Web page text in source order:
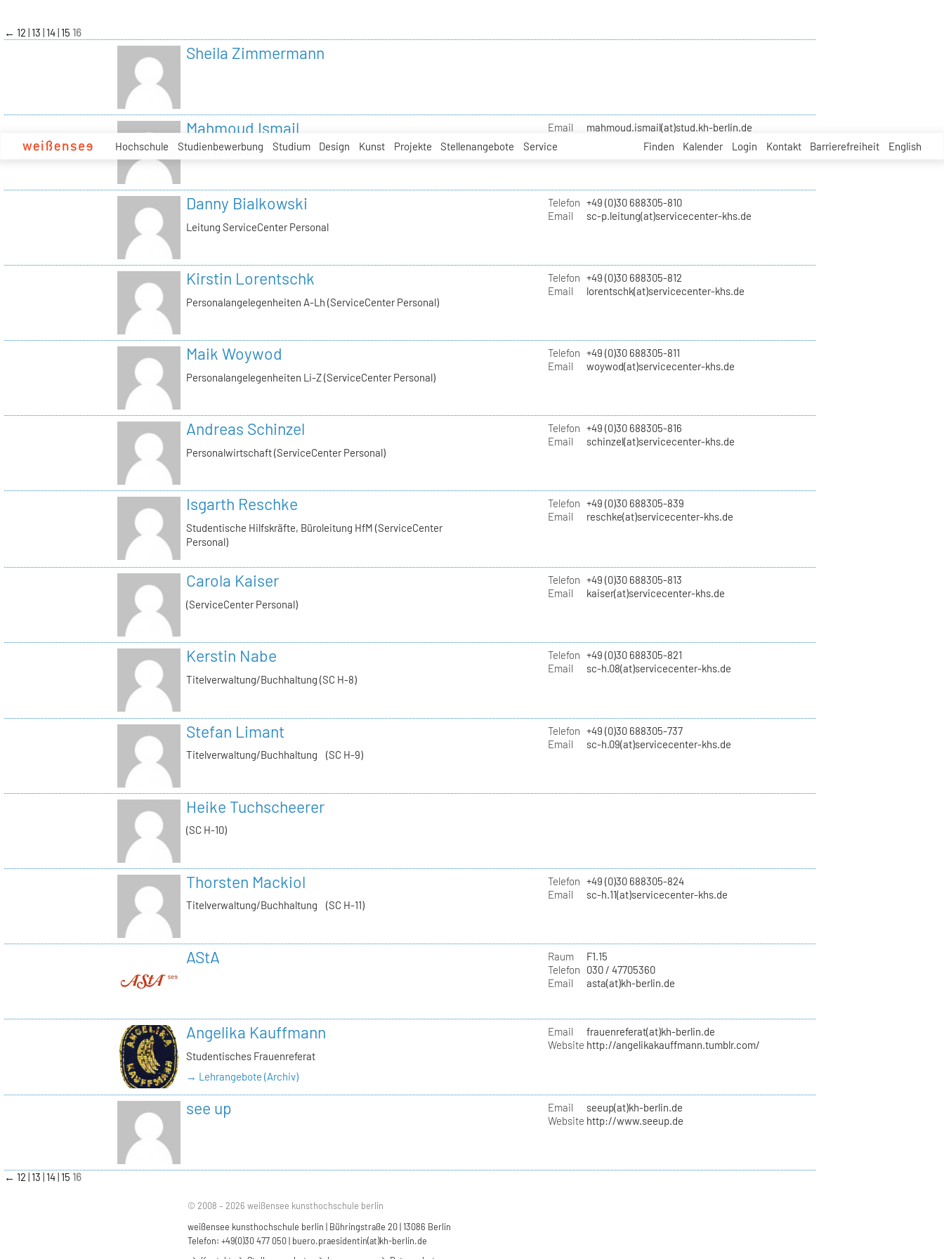
Hochschule Studienbewerbung Studium Design Kunst Projekte Stellenangebote Service Finden Kalender Login Kontakt Barrierefreiheit English
← 12 13 14 15 16
Sheila Zimmermann
Mahmoud Ismail
Tutor Tonstudio
Email mahmoud.ismail(at)stud.kh-berlin.de
Danny Bialkowski
Leitung ServiceCenter Personal
Telefon +49 (0)30 688305-810
Email
sc-p.leitung(at)servicecenter-khs.de
Kirstin Lorentschk
Personalangelegenheiten A-Lh (ServiceCenter Personal)
Telefon +49 (0)30 688305-812
Email
lorentschk(at)servicecenter-khs.de
Maik Woywod
Personalangelegenheiten Li-Z (ServiceCenter Personal)
Telefon +49 (0)30 688305-811
Email
woywod(at)servicecenter-khs.de
Andreas Schinzel
Personalwirtschaft (ServiceCenter Personal)
Telefon +49 (0)30 688305-816
Email
schinzel(at)servicecenter-khs.de
Isgarth Reschke
Studentische Hilfskräfte, Büroleitung HfM (ServiceCenter
Personal)
Telefon +49 (0)30 688305-839
Email
reschke(at)servicecenter-khs.de
Carola Kaiser
(ServiceCenter Personal)
Telefon +49 (0)30 688305-813
Email
kaiser(at)servicecenter-khs.de
Kerstin Nabe
Titelverwaltung/Buchhaltung (SC H-8)
Telefon +49 (0)30 688305-821
Email
sc-h.08(at)servicecenter-khs.de
Stefan Limant
Titelverwaltung/Buchhaltung (SC H-9)
Telefon +49 (0)30 688305-737
Email
sc-h.09(at)servicecenter-khs.de
Heike Tuchscheerer
(SC H-10)
Thorsten Mackiol
Titelverwaltung/Buchhaltung (SC H-11)
Telefon +49 (0)30 688305-824
Email
sc-h.11(at)servicecenter-khs.de
AStA Raum
F1.15
Telefon
030 / 47705360
Email
asta(at)kh-berlin.de
Angelika Kauffmann
Studentisches Frauenreferat
→ Lehrangebote (Archiv)
Email
frauenreferat(at)kh-berlin.de
Website http://angelikakauffmann.tumblr.com/
see up Email
seeup(at)kh-berlin.de
Website http://www.seeup.de
← 12 13 14 15 16
© 2008 – 2026 weißensee kunsthochschule berlin
weißensee kunsthochschule berlin | Bühringstraße 20 | 13086 Berlin
Telefon: +49(0)30 477 050 | buero.praesidentin(at)kh-berlin.de